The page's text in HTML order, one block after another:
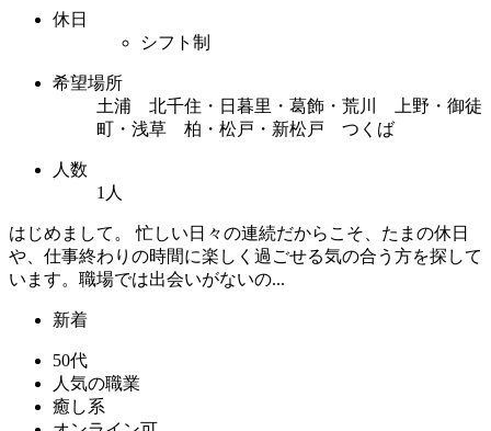
休日
シフト制
希望場所
土浦 北千住・日暮里・葛飾・荒川 上野・御徒
町・浅草 柏・松戸・新松戸 つくば
人数
1人
はじめまして。 忙しい日々の連続だからこそ、たまの休日
や、仕事終わりの時間に楽しく過ごせる気の合う方を探して
います。職場では出会いがないの...
新着
50代
人気の職業
癒し系